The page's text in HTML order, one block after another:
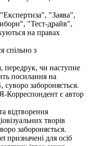
"Заява",
"Тест-драйв",
на правах
спільно з
передрук, чи наступне
посилання на
забороняється.
Корреспондент є автор
відтворення
творів
забороняється.
призначені для осіб